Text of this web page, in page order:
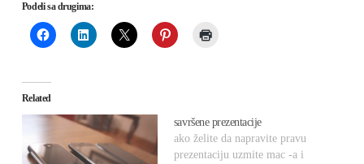
Podeli sa drugima:
Related
savršene prezentacije
ako želite da napravite pravu
prezentaciju uzmite mac -a i